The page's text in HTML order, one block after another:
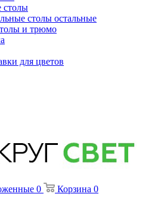
столы
столы остальные
и трюмо
для цветов
0 Корзина 0